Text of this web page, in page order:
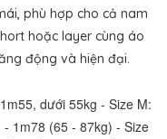
phù hợp cho cả nam
hoặc layer cùng áo
động và hiện đại.
dưới 55kg - Size M:
1m78 (65 - 87kg) - Size